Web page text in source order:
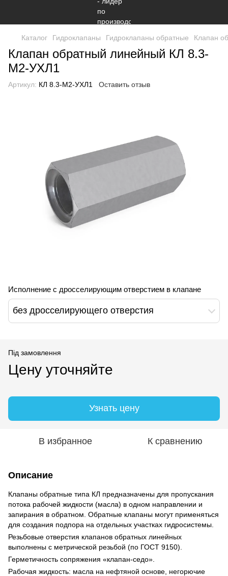
Каталог Гидроклапаны Гидроклапаны обратные Клапан
Клапан обратный линейный КЛ 8.3-
М2-УХЛ1
Артикул: КЛ 8.3-М2-УХЛ1 Оставить отзыв
Исполнение с дросселирующим отверстием в клапане
без дросселирующего отверстия
Під замовлення
Цену уточняйте
Узнать цену
В избранное К сравнению
Описание
Клапаны обратные типа КЛ предназначены для пропускания
потока рабочей жидкости (масла) в одном направлении и
запирания в обратном. Обратные клапаны могут применяться
для создания подпора на отдельных участках гидросистемы.
Резьбовые отверстия клапанов обратных линейных
выполнены с метрической резьбой (по ГОСТ 9150).
Герметичность сопряжения «клапан-седо».
Рабочая жидкость: масла на нефтяной основе, негорючие